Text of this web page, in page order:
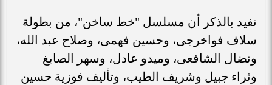
نفيد بالذكر أن مسلسل "خط ساخن"، من بطولة
سلاف فواخرجى، وحسين فهمى، وصلاح عبد الله،
ونضال الشافعى، وميدو عادل، وسهر الصايغ
وثراء جبيل وشريف الطيب، وتأليف فوزية حسين